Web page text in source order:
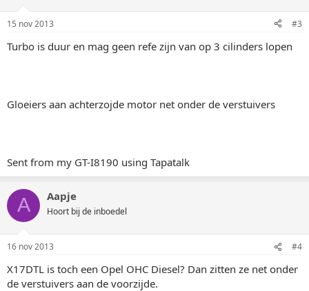
15 nov 2013 #3
Turbo is duur en mag geen refe zijn van op 3 cilinders lopen
Gloeiers aan achterzojde motor net onder de verstuivers
Sent from my GT-I8190 using Tapatalk
A Aapje
Hoort bij de inboedel
16 nov 2013 #4
X17DTL is toch een Opel OHC Diesel? Dan zitten ze net onder
de verstuivers aan de voorzijde.